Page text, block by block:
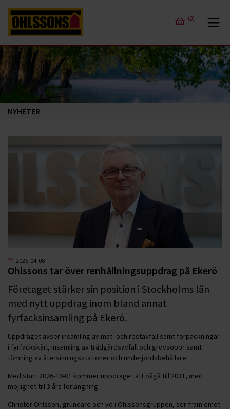
(0)
NYHETER
2025-04-08
Ohlssons tar över renhållningsuppdrag på Ekerö
Företaget stärker sin position i Stockholms län
med nytt uppdrag inom bland annat
fyrfacksinsamling på Ekerö.
Uppdraget avser insamling av mat- och restavfall samt förpackningar
i fyrfackskärl, insamling av trädgårdsavfall och grovsopor samt
tömning av återvinningsstationer och underjordsbehållare.
Med start 2026-10-01 kommer uppdraget att pågå till 2031, med
möjlighet till 3 års förlängning.
Christer Ohlsson, grundare och vd i Ohlssonsgruppen, ser fram emot